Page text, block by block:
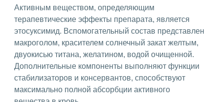
Активным веществом, определяющим
терапевтические эффекты препарата, является
этосуксимид. Вспомогательный состав представлен
макроголом, красителем солнечный закат желтым,
двуокисью титана, желатином, водой очищенной.
Дополнительные компоненты выполняют функции
стабилизаторов и консервантов, способствуют
максимально полной абсорбции активного